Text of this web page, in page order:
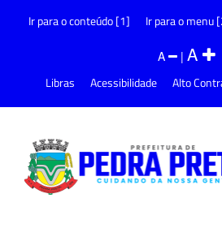
Ir para o conteúdo [1] Ir para o menu
A |A
Libras Acessibilidade Alto